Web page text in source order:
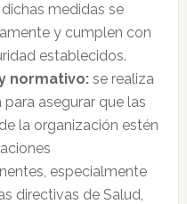
medidas se
y cumplen con
establecidos.
normativo:se realiza
asegurar que las
la organización estén
especialmente
directivas de Salud,